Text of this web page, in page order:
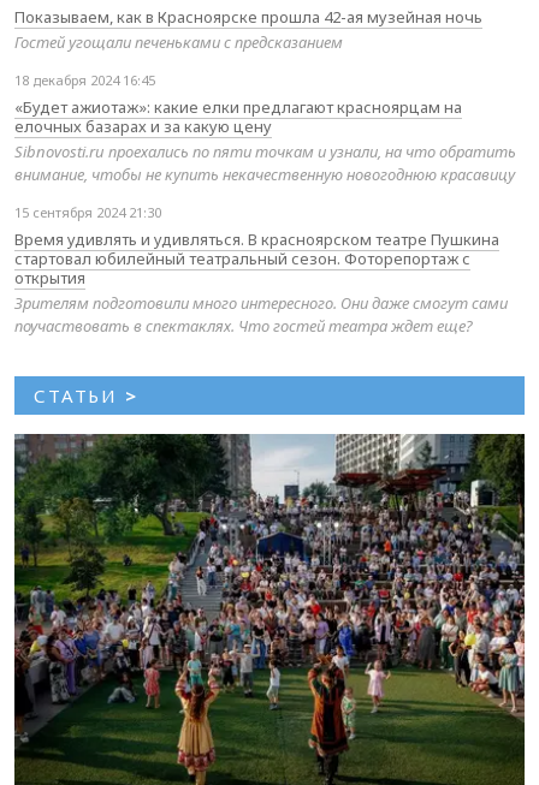
Показываем, как в Красноярске прошла 42-ая музейная ночь
Гостей угощали печеньками с предсказанием
18 декабря 2024 16:45
«Будет ажиотаж»: какие елки предлагают красноярцам на
елочных базарах и за какую цену
Sibnovosti.ru проехались по пяти точкам и узнали, на что обратить
внимание, чтобы не купить некачественную новогоднюю красавицу
15 сентября 2024 21:30
Время удивлять и удивляться. В красноярском театре Пушкина
стартовал юбилейный театральный сезон. Фоторепортаж с
открытия
Зрителям подготовили много интересного. Они даже смогут сами
поучаствовать в спектаклях. Что гостей театра ждет еще?
СТАТЬИ >